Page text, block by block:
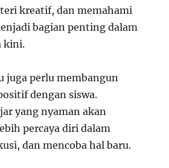
kreatif, dan memahami
bagian penting dalam
kini.
juga perlu membangun
dengan siswa.
yang nyaman akan
percaya diri dalam
dan mencoba hal baru.